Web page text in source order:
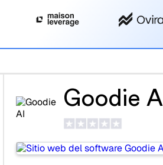
Goodie AI